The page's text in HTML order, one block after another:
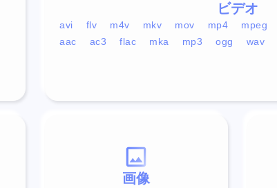
ビデオ
avi flv m4v mkv mov mp4 mpeg
aac
ac3 flac mka mp3 ogg wav
画像